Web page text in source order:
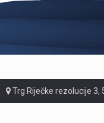
Trg Riječke rezolucije 3,